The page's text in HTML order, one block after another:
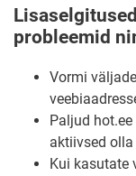
probleemid
Vormi
Paljud
aktiivsed olla
Kui kasutate